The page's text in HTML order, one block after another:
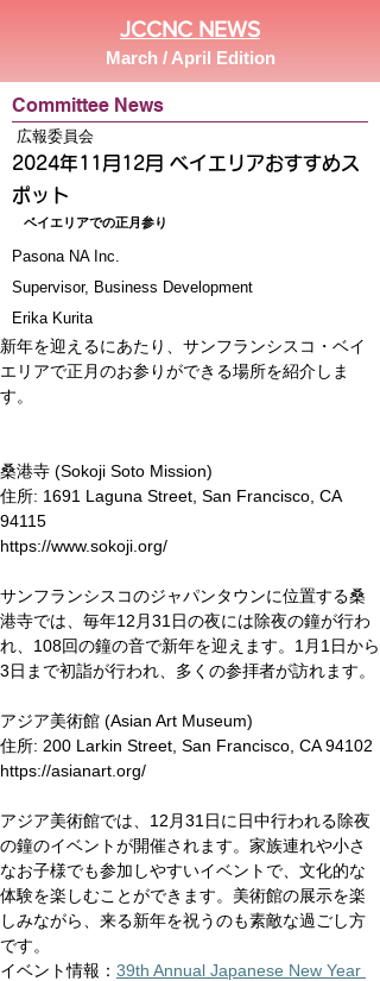
JCCNC NEWS
March / April Edition
Committee News
広報委員会
2024年11月12月 ベイエリアおすすめス
ポット
ベイエリアでの正月参り
Pasona NA Inc.
Supervisor, Business Development
Erika Kurita
新年を迎えるにあたり、サンフランシスコ・ベイ
エリアで正月のお参りができる場所を紹介しま
す。
桑港寺 (Sokoji Soto Mission)
住所: 1691 Laguna Street, San Francisco, CA
94115
https://www.sokoji.org/
サンフランシスコのジャパンタウンに位置する桑
港寺では、毎年12月31日の夜には除夜の鐘が行わ
れ、108回の鐘の音で新年を迎えます。1月1日から
3日まで初詣が行われ、多くの参拝者が訪れます。
アジア美術館 (Asian Art Museum)
住所: 200 Larkin Street, San Francisco, CA 94102
https://asianart.org/
アジア美術館では、12月31日に日中行われる除夜
の鐘のイベントが開催されます。家族連れや小さ
なお子様でも参加しやすいイベントで、文化的な
体験を楽しむことができます。美術館の展示を楽
しみながら、来る新年を祝うのも素敵な過ごし方
です。
イベント情報： 39th Annual Japanese New Year